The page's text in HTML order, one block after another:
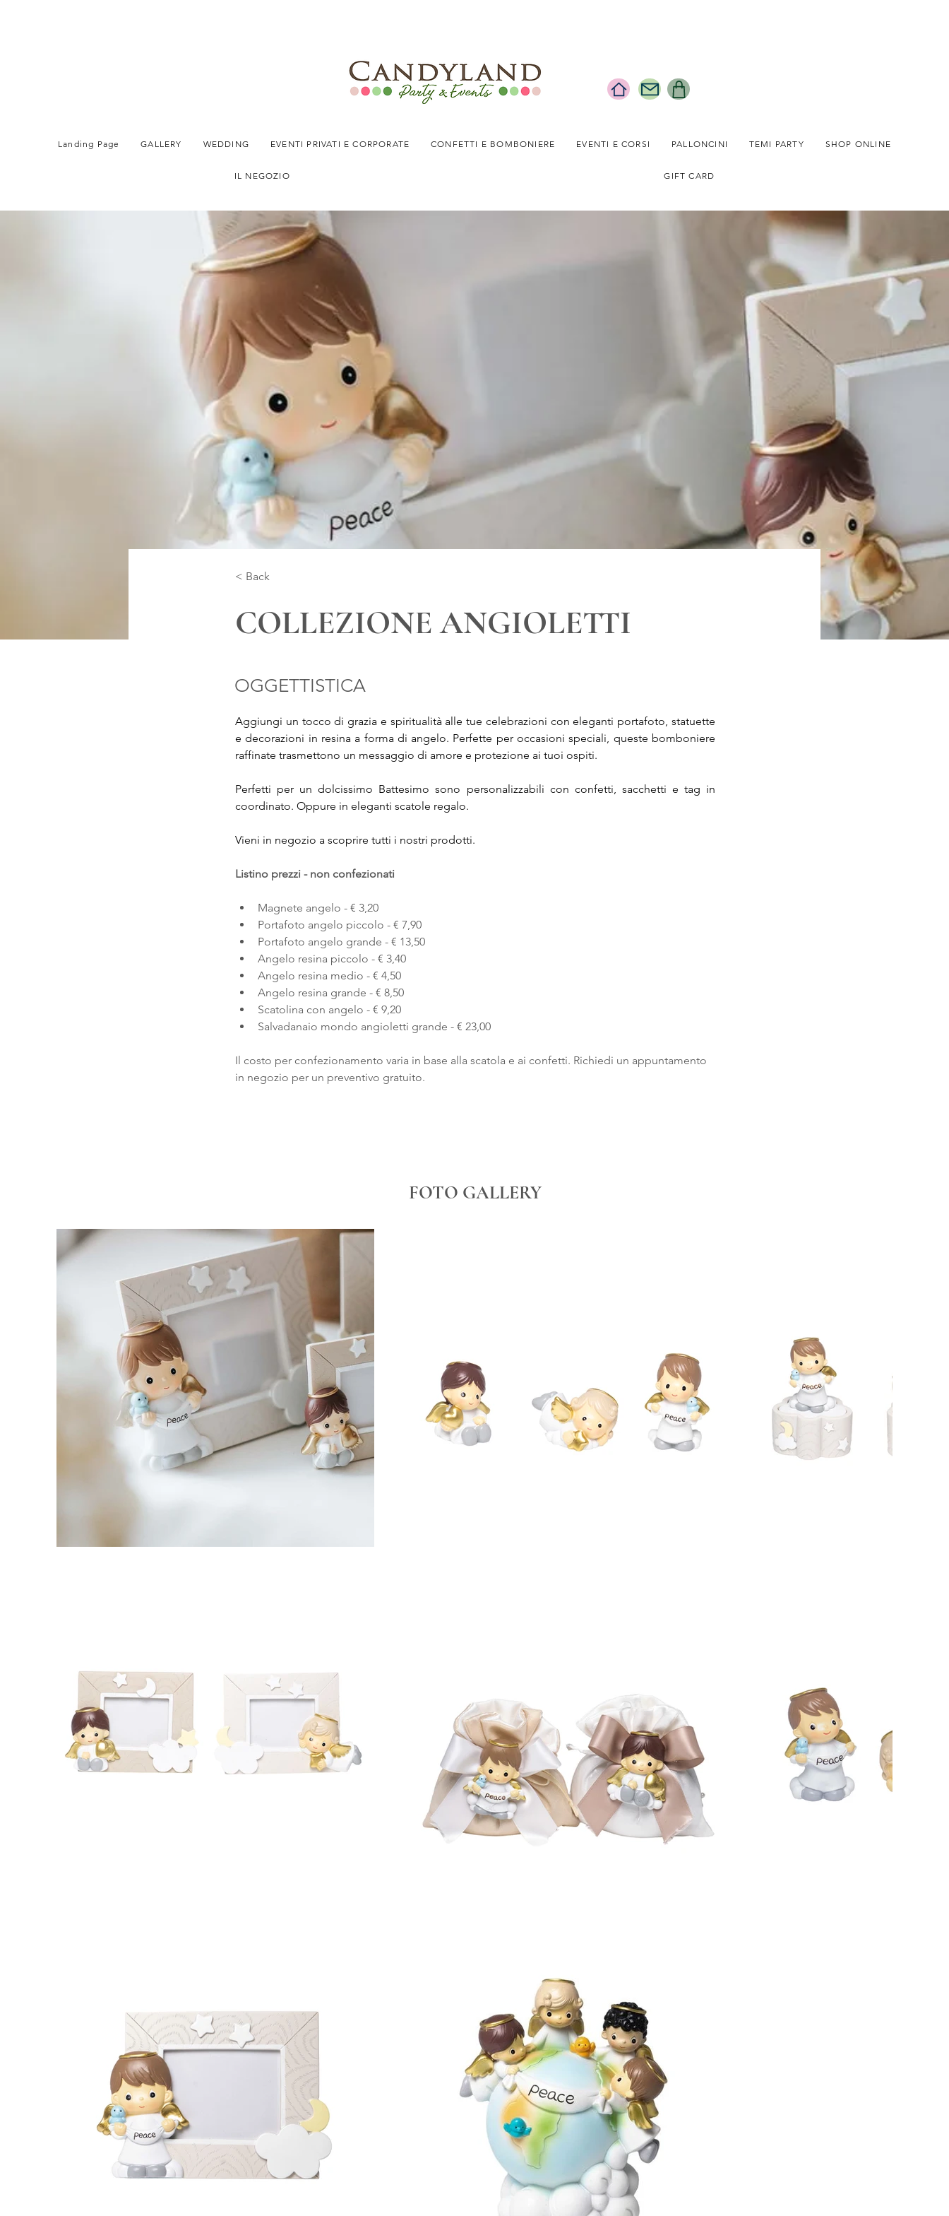
Landing Page GALLERY WEDDING EVENTI PRIVATI E CORPORATE CONFETTI E BOMBONIERE EVENTI E CORSI PALLONCINI TEMI PARTY SHOP ONLINE
IL NEGOZIO GIFT CARD
< Back
COLLEZIONE ANGIOLETTI
OGGETTISTICA
Aggiungi un tocco di grazia e spiritualità alle tue celebrazioni con eleganti portafoto, statuette
e decorazioni in resina a forma di angelo. Perfette per occasioni speciali, queste bomboniere
raffinate trasmettono un messaggio di amore e protezione ai tuoi ospiti.
Perfetti per un dolcissimo Battesimo sono personalizzabili con confetti, sacchetti e tag in
coordinato. Oppure in eleganti scatole regalo.
Vieni in negozio a scoprire tutti i nostri prodotti.
Listino prezzi - non confezionati
Magnete angelo - € 3,20
Portafoto angelo piccolo - € 7,90
Portafoto angelo grande - € 13,50
Angelo resina piccolo - € 3,40
Angelo resina medio - € 4,50
Angelo resina grande - € 8,50
Scatolina con angelo - € 9,20
Salvadanaio mondo angioletti grande - € 23,00
Il costo per confezionamento varia in base alla scatola e ai confetti. Richiedi un appuntamento
in negozio per un preventivo gratuito.
FOTO GALLERY